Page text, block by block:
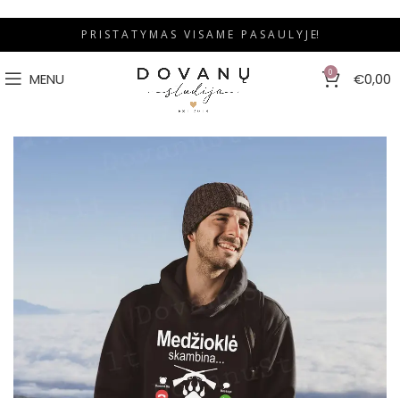
P R I S T A T Y M A S V I S A M E P A S A U L Y J E!
MENU 0 €0,00